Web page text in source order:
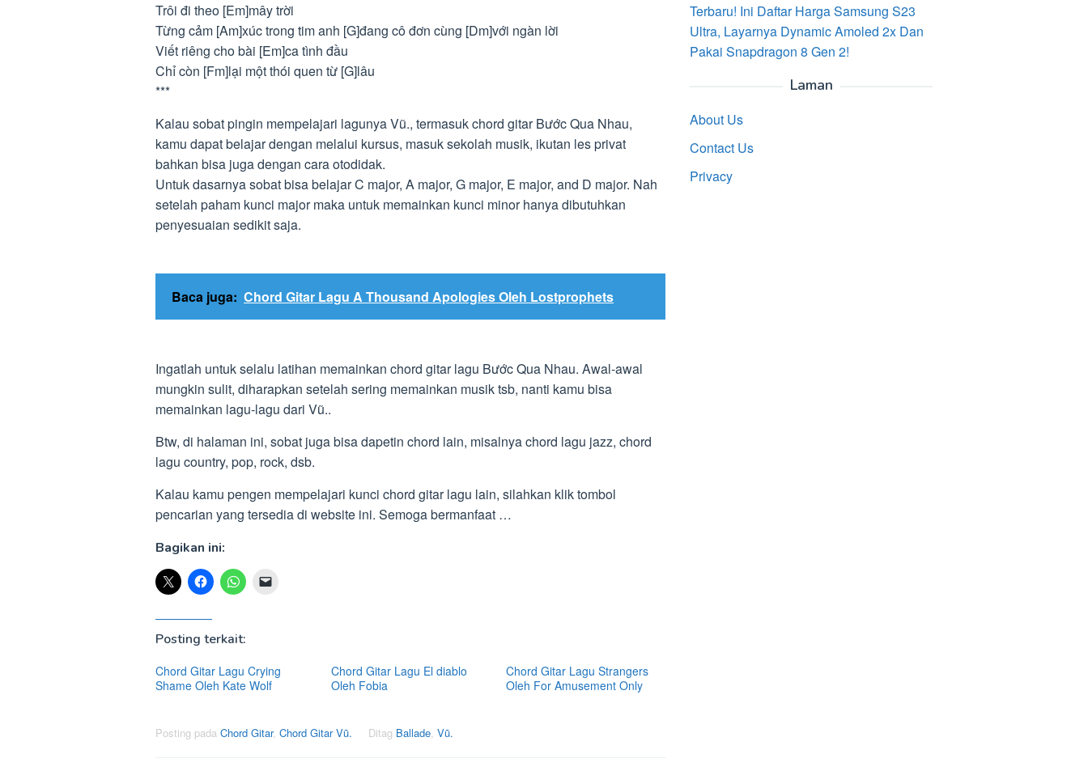
Trôi đi theo [Em]mây trời
Từng cảm [Am]xúc trong tim anh [G]đang cô đơn cùng [Dm]với ngàn lời
Viết riêng cho bài [Em]ca tình đầu
Chỉ còn [Fm]lại một thói quen từ [G]lâu
***
Kalau sobat pingin mempelajari lagunya Vũ., termasuk chord gitar Bước Qua Nhau,
kamu dapat belajar dengan melalui kursus, masuk sekolah musik, ikutan les privat
bahkan bisa juga dengan cara otodidak.
Untuk dasarnya sobat bisa belajar C major, A major, G major, E major, and D major. Nah
setelah paham kunci major maka untuk memainkan kunci minor hanya dibutuhkan
penyesuaian sedikit saja.
Baca juga: Chord Gitar Lagu A Thousand Apologies Oleh Lostprophets
Ingatlah untuk selalu latihan memainkan chord gitar lagu Bước Qua Nhau. Awal-awal
mungkin sulit, diharapkan setelah sering memainkan musik tsb, nanti kamu bisa
memainkan lagu-lagu dari Vũ..
Btw, di halaman ini, sobat juga bisa dapetin chord lain, misalnya chord lagu jazz, chord
lagu country, pop, rock, dsb.
Kalau kamu pengen mempelajari kunci chord gitar lagu lain, silahkan klik tombol
pencarian yang tersedia di website ini. Semoga bermanfaat …
Bagikan ini:
Posting terkait:
Chord Gitar Lagu Crying
Shame Oleh Kate Wolf
Chord Gitar Lagu El diablo
Oleh Fobia
Chord Gitar Lagu Strangers
Oleh For Amusement Only
Posting pada Chord Gitar, Chord Gitar Vũ. Ditag Ballade, Vũ.
Terbaru! Ini Daftar Harga Samsung S23
Ultra, Layarnya Dynamic Amoled 2x Dan
Pakai Snapdragon 8 Gen 2!
Laman
About Us
Contact Us
Privacy